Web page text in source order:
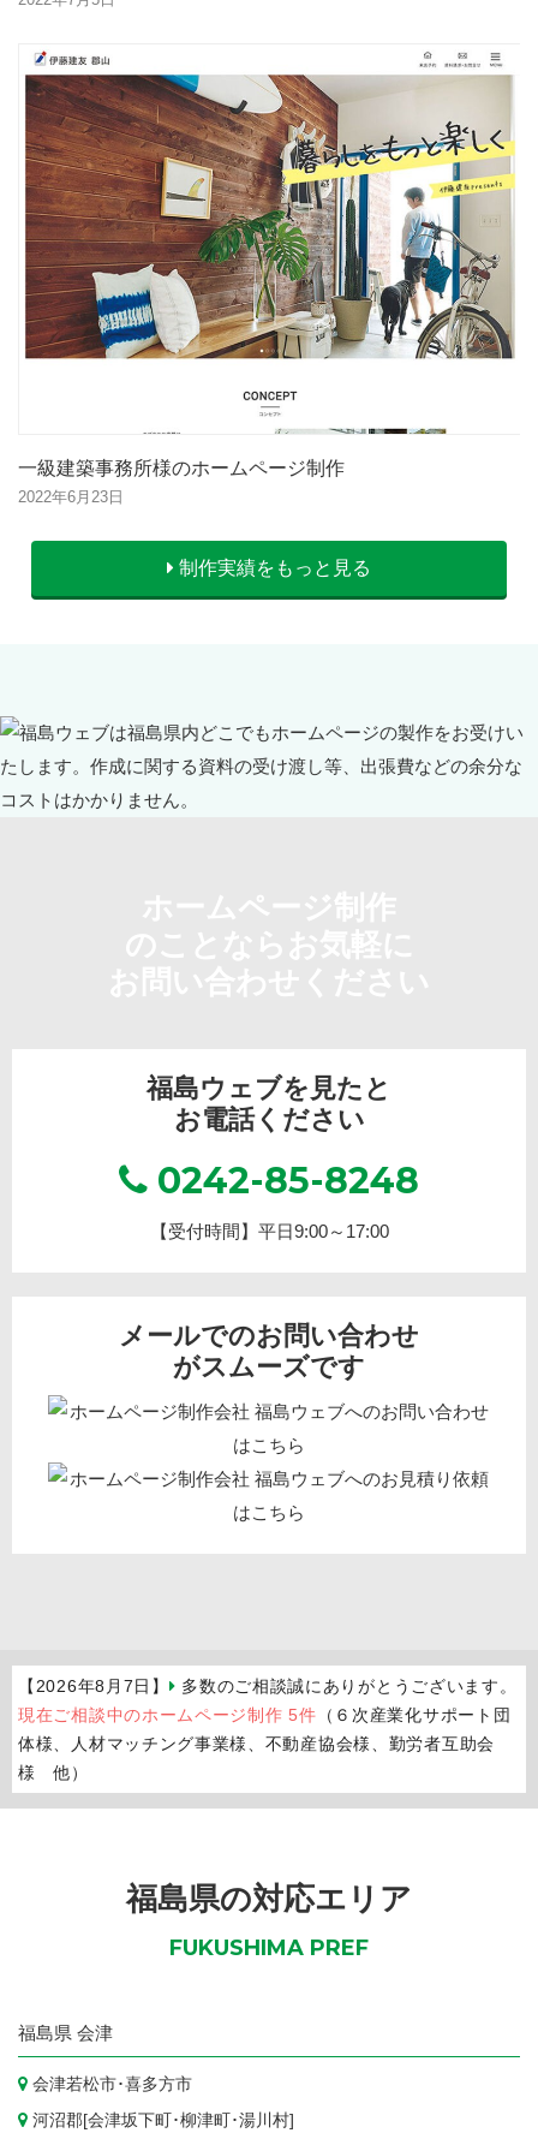
一級建築事務所様のホームページ制作
2022年6月23日
制作実績をもっと見る
福島ウェブを見たと
お電話ください
0242-85-8248
【受付時間】平日9:00～17:00
メールでのお問い合わせ
がスムーズです
【2026年8月7日】
多数のご相談誠にありがとうございます。
現在ご相談中のホームページ制作 5件 （６次産業化サポート団
体様、人材マッチング事業様、不動産協会様、勤労者互助会
様 他）
福島県の対応エリア
FUKUSHIMA PREF
福島県 会津
会津若松市･喜多方市
河沼郡[会津坂下町 ･柳津町 ･湯川村]